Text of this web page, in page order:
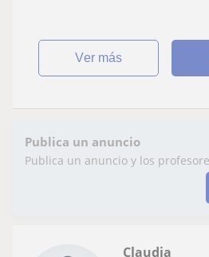
ver más
Publica un anuncio
Publica un anuncio y los
Claudia